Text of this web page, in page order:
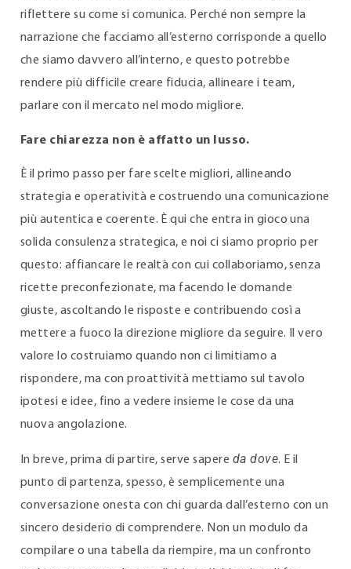
riflettere su come si comunica. Perché non sempre la
narrazione che facciamo all’esterno corrisponde a quello
che siamo davvero all’interno, e questo potrebbe
rendere più difficile creare fiducia, allineare i team,
parlare con il mercato nel modo migliore.
Fare chiarezza non è affatto un lusso.
È il primo passo per fare scelte migliori, allineando
strategia e operatività e costruendo una comunicazione
più autentica e coerente. È qui che entra in gioco una
solida consulenza strategica, e noi ci siamo proprio per
questo: affiancare le realtà con cui collaboriamo, senza
ricette preconfezionate, ma facendo le domande
giuste, ascoltando le risposte e contribuendo così a
mettere a fuoco la direzione migliore da seguire. Il vero
valore lo costruiamo quando non ci limitiamo a
rispondere, ma con proattività mettiamo sul tavolo
ipotesi e idee, fino a vedere insieme le cose da una
nuova angolazione.
In breve, prima di partire, serve sapere da dove. E il
punto di partenza, spesso, è semplicemente una
conversazione onesta con chi guarda dall’esterno con un
sincero desiderio di comprendere. Non un modulo da
compilare o una tabella da riempire, ma un confronto